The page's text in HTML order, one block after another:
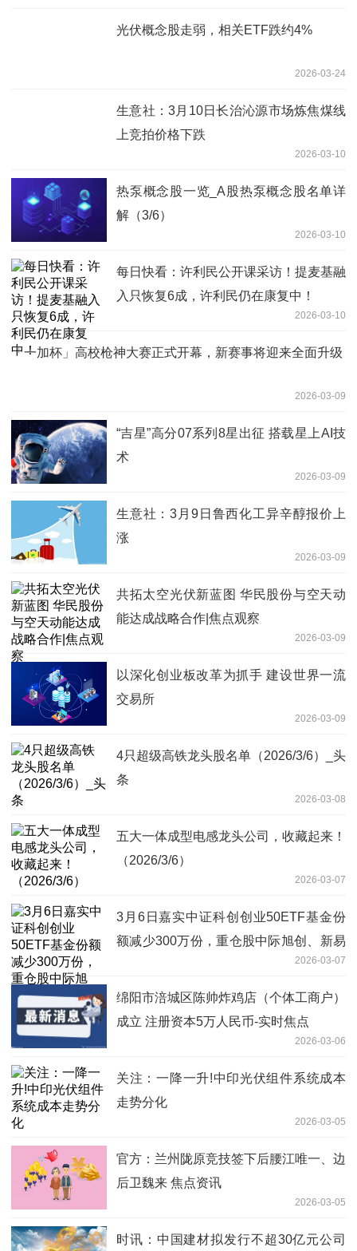
光伏概念股走弱，相关ETF跌约4%
2026-03-24
生意社：3月10日长治沁源市场炼焦煤线
上竞拍价格下跌
2026-03-10
热泵概念股一览_A股热泵概念股名单详
解（3/6）
2026-03-10
每日快看：许利民公开课采访！提麦基融
入只恢复6成，许利民仍在康复中！
2026-03-10
「一加杯」高校枪神大赛正式开幕，新赛事将迎来全面升级
2026-03-09
“吉星”高分07系列8星出征 搭载星上AI技
术
2026-03-09
生意社：3月9日鲁西化工异辛醇报价上
涨
2026-03-09
共拓太空光伏新蓝图 华民股份与空天动
能达成战略合作|焦点观察
2026-03-09
以深化创业板改革为抓手 建设世界一流
交易所
2026-03-09
4只超级高铁龙头股名单（2026/3/6）_头
条
2026-03-08
五大一体成型电感龙头公司，收藏起来！
（2026/3/6）
2026-03-07
3月6日嘉实中证科创创业50ETF基金份
额减少300万份，重仓股中际旭创、新易
2026-03-07
绵阳市涪城区陈帅炸鸡店（个体工商户）
成立 注册资本5万人民币-实时焦点
2026-03-06
关注：一降一升!中印光伏组件系统成本
走势分化
2026-03-05
官方：兰州陇原竞技签下后腰江唯一、边
后卫魏来 焦点资讯
2026-03-05
时讯：中国建材拟发行不超30亿元公司